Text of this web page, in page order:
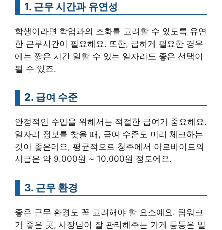
1. 근무 시간과 유연성
학생이라면 학업과의 조화를 고려할 수 있도록 유연
한 근무시간이 필요해요. 또한, 급하게 필요한 경우
에는 짧은 시간 일할 수 있는 일자리도 좋은 선택이
될 수 있죠.
2. 급여 수준
안정적인 수입을 위해서는 적절한 급여가 중요해요.
일자리 정보를 찾을 때, 급여 수준도 미리 체크하는
것이 좋은데요, 평균적으로 청주에서 아르바이트의
시급은 약 9.000원 ~ 10.000원 정도에요.
3. 근무 환경
좋은 근무 환경도 꼭 고려해야 할 요소예요. 팀워크
가 좋은 곳, 사장님이 잘 관리해주는 가게 등등은 일